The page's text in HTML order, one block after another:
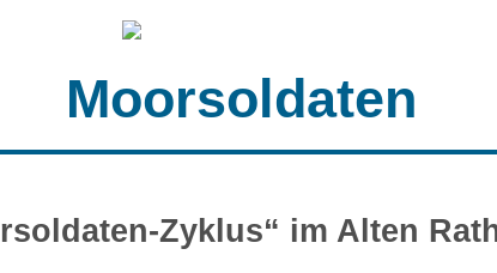
Moorsoldaten
Zyklus“ im Alten